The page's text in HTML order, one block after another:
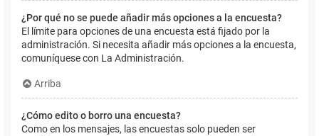
¿Por qué no se puede añadir más opciones a la encuesta?
El límite para opciones de una encuesta está fijado por la
administración. Si necesita añadir más opciones a la encuesta,
comuníquese con La Administración.
Arriba
¿Cómo edito o borro una encuesta?
Como en los mensajes, las encuestas solo pueden ser